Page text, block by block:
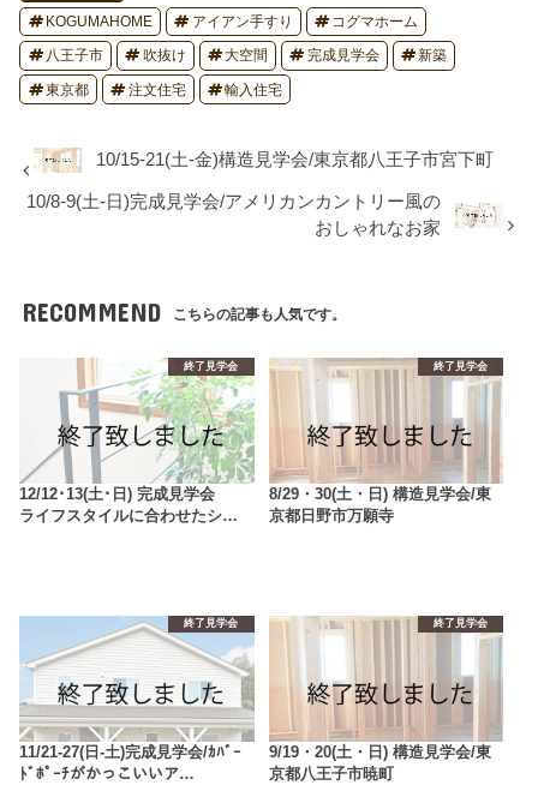
KOGUMAHOME アイアン手すり コグマホーム
八王子市 吹抜け 大空間 完成見学会 新築
東京都 注文住宅 輸入住宅
10/15-21(土-金)構造見学会/東京都八王子市宮下町
10/8-9(土-日)完成見学会/アメリカンカントリー風の
おしゃれなお家
RECOMMEND こちらの記事も人気です。
終了見学会
12/12･13(土･日) 完成見学会
ライフスタイルに合わせたシ…
終了見学会
8/29・30(土・日) 構造見学会/東
京都日野市万願寺
終了見学会
11/21-27(日-土)完成見学会/ｶﾊﾞｰ
ﾄﾞﾎﾟｰﾁがかっこいいア…
終了見学会
9/19・20(土・日) 構造見学会/東
京都八王子市暁町